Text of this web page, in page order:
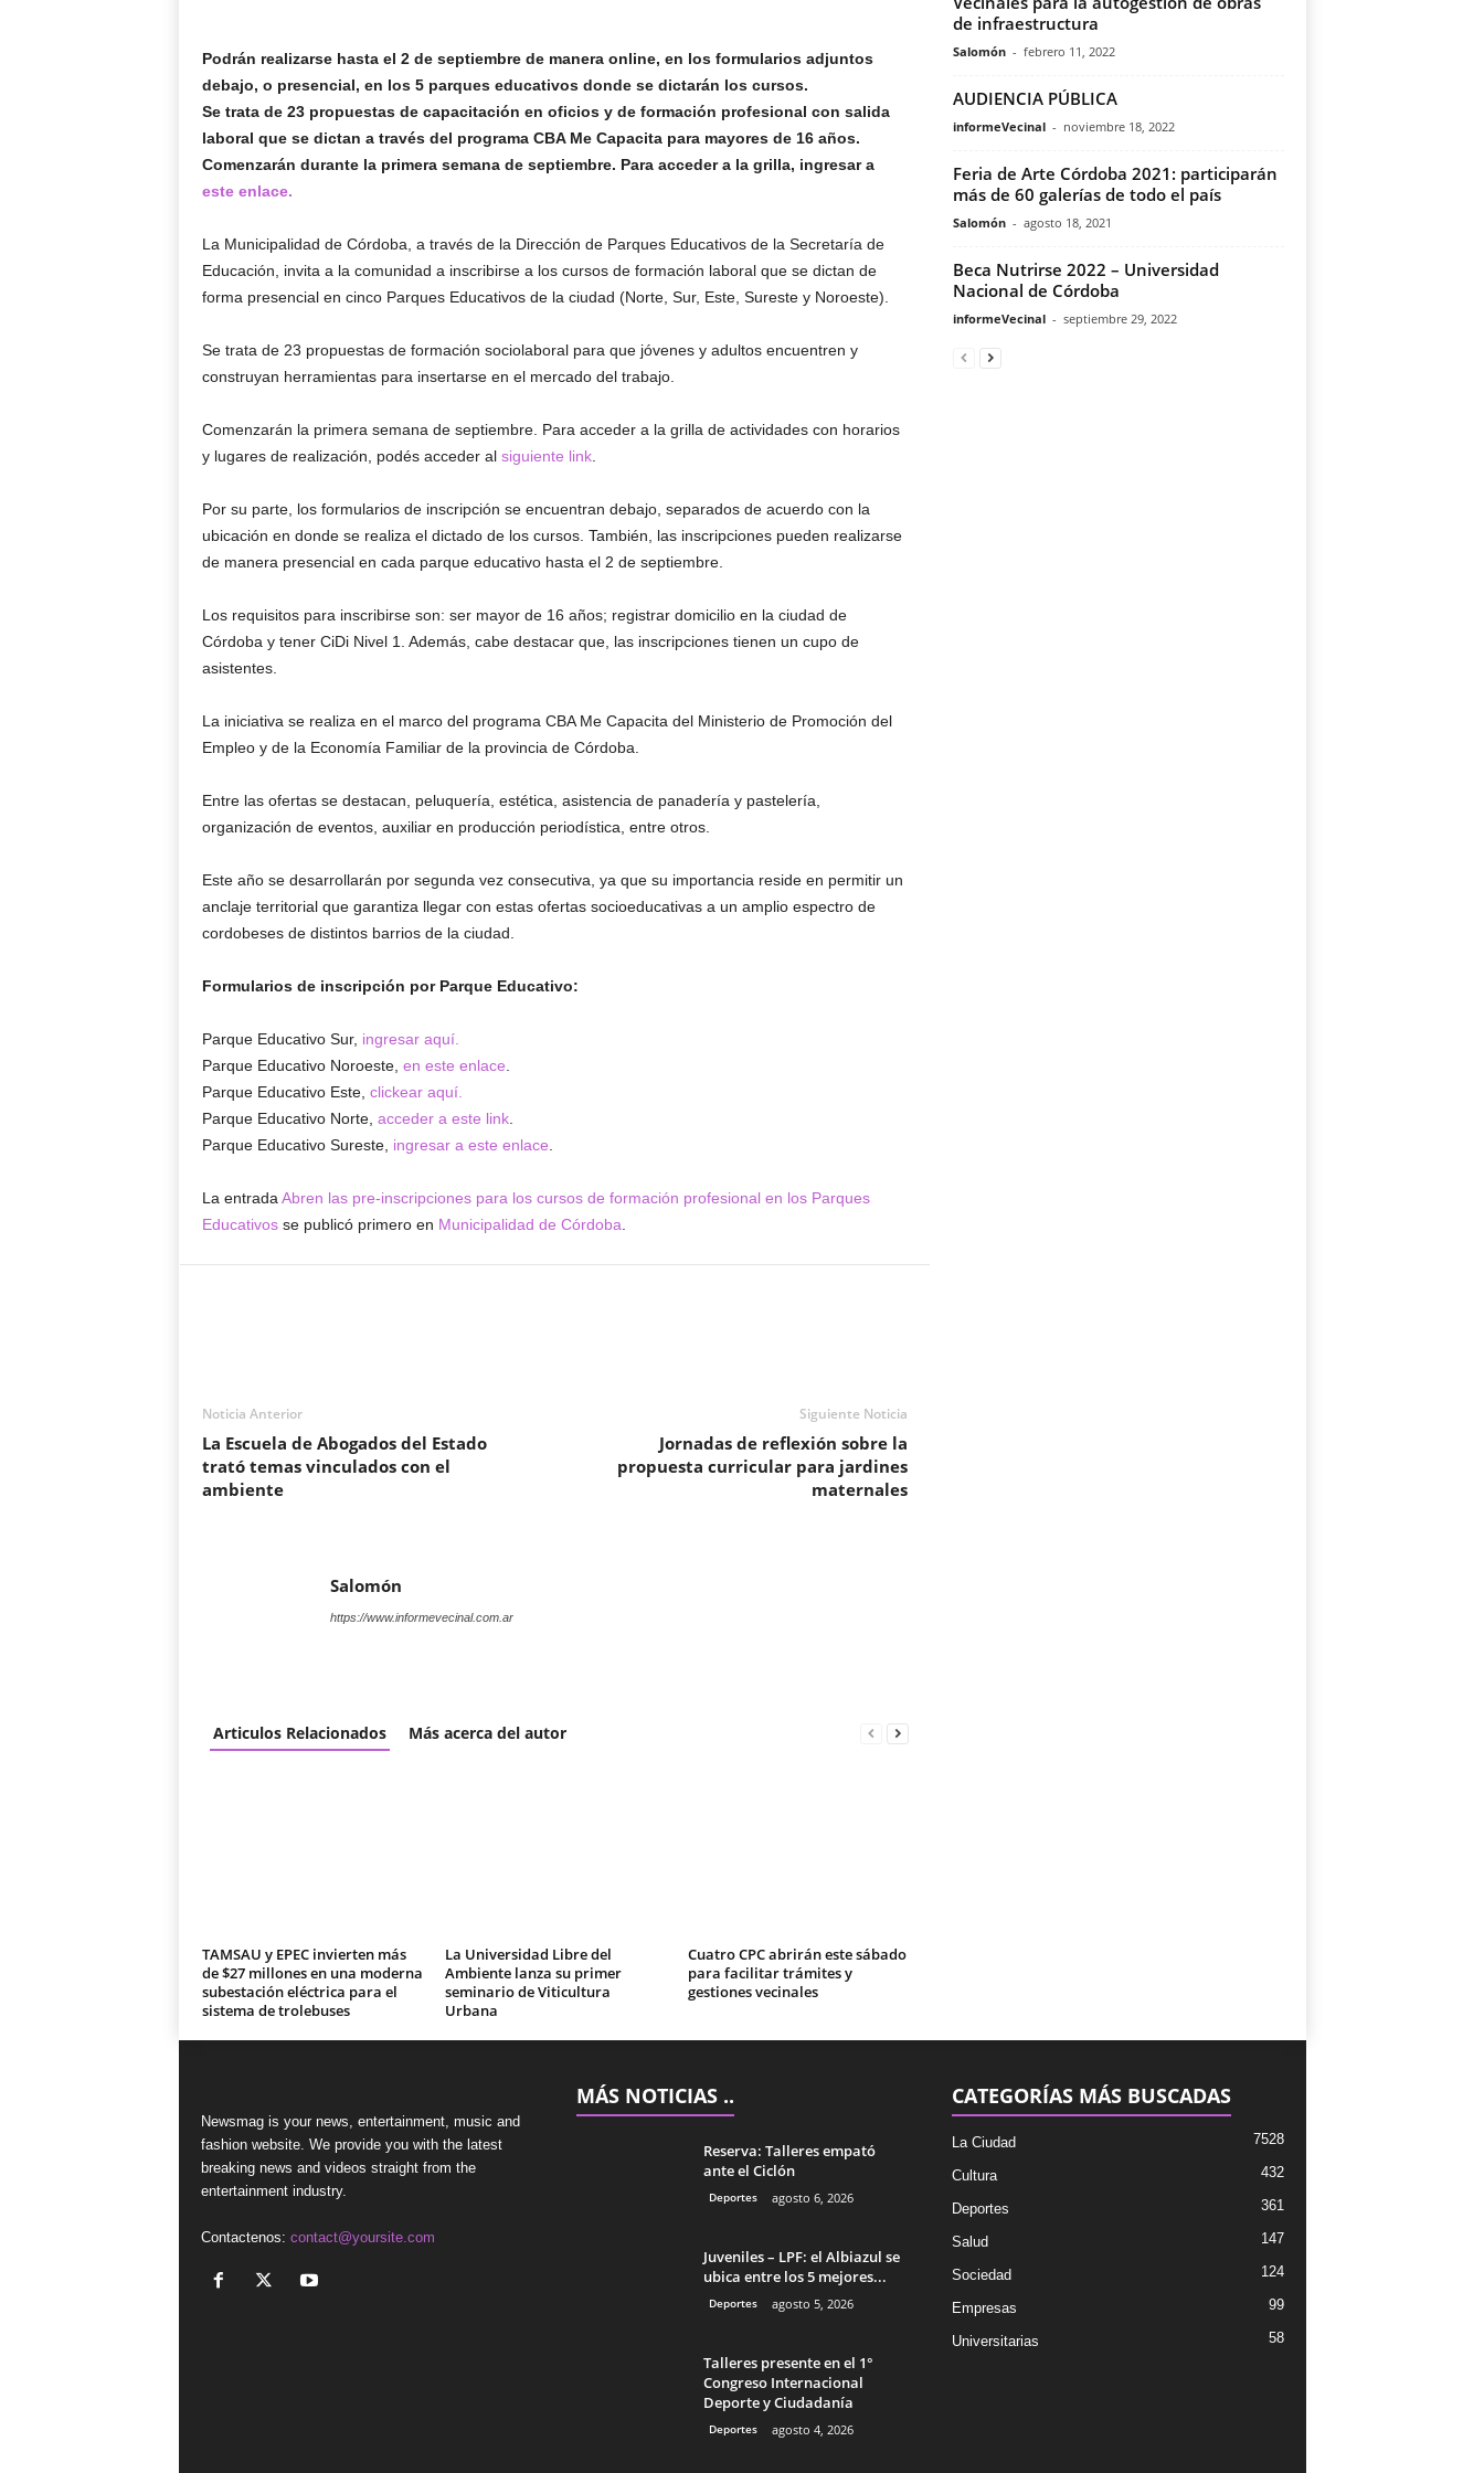
Podrán realizarse hasta el 2 de septiembre de manera online, en los formularios adjuntos
debajo, o presencial, en los 5 parques educativos donde se dictarán los cursos.
Se trata de 23 propuestas de capacitación en oficios y de formación profesional con salida
laboral que se dictan a través del programa CBA Me Capacita para mayores de 16 años.
Comenzarán durante la primera semana de septiembre. Para acceder a la grilla, ingresar a
este enlace.
La Municipalidad de Córdoba, a través de la Dirección de Parques Educativos de la Secretaría de
Educación, invita a la comunidad a inscribirse a los cursos de formación laboral que se dictan de
forma presencial en cinco Parques Educativos de la ciudad (Norte, Sur, Este, Sureste y Noroeste).
Se trata de 23 propuestas de formación sociolaboral para que jóvenes y adultos encuentren y
construyan herramientas para insertarse en el mercado del trabajo.
Comenzarán la primera semana de septiembre. Para acceder a la grilla de actividades con horarios
y lugares de realización, podés acceder al siguiente link.
Por su parte, los formularios de inscripción se encuentran debajo, separados de acuerdo con la
ubicación en donde se realiza el dictado de los cursos. También, las inscripciones pueden realizarse
de manera presencial en cada parque educativo hasta el 2 de septiembre.
Los requisitos para inscribirse son: ser mayor de 16 años; registrar domicilio en la ciudad de
Córdoba y tener CiDi Nivel 1. Además, cabe destacar que, las inscripciones tienen un cupo de
asistentes.
La iniciativa se realiza en el marco del programa CBA Me Capacita del Ministerio de Promoción del
Empleo y de la Economía Familiar de la provincia de Córdoba.
Entre las ofertas se destacan, peluquería, estética, asistencia de panadería y pastelería,
organización de eventos, auxiliar en producción periodística, entre otros.
Este año se desarrollarán por segunda vez consecutiva, ya que su importancia reside en permitir un
anclaje territorial que garantiza llegar con estas ofertas socioeducativas a un amplio espectro de
cordobeses de distintos barrios de la ciudad.
Formularios de inscripción por Parque Educativo:
Parque Educativo Sur, ingresar aquí.
Parque Educativo Noroeste, en este enlace
Parque Educativo Este, clickear aquí.
Parque Educativo Norte, acceder a este link.
Parque Educativo Sureste, ingresar a este enlace
La entrada Abren las pre-inscripciones para los cursos de formación profesional en los Parques
Educativosse publicó primero en Municipalidad de Córdoba
Noticia Anterior
La Escuela de Abogados del Estado
trató temas vinculados con el
ambiente
Siguiente Noticia
Jornadas de reflexión sobre la
propuesta curricular para jardines
maternales
Salomón
https://www.informevecinal.com.ar
Articulos Relacionados Más acerca del autor
TAMSAU y EPEC invierten más
de $27 millones en una moderna
subestación eléctrica para el
sistema de trolebuses
La Universidad Libre del
Ambiente lanza su primer
seminario de Viticultura
Urbana
Cuatro CPC abrirán este sábado
para facilitar trámites y
gestiones vecinales
de infraestructura
Salomón - febrero 11, 2022
AUDIENCIA PÚBLICA
informeVecinal - noviembre 18, 2022
Feria de Arte Córdoba 2021: participarán
más de 60 galerías de todo el país
Salomón - agosto 18, 2021
Beca Nutrirse 2022 – Universidad
Nacional de Córdoba
informeVecinal - septiembre 29, 2022
Newsmag is your news, entertainment, music and
fashion website. We provide you with the latest
breaking news and videos straight from the
entertainment industry.
Contactenos: contact@yoursite.com
MÁS NOTICIAS ..
Reserva: Talleres empató
ante el Ciclón
Deportes agosto 6, 2026
Juveniles – LPF: el Albiazul se
ubica entre los 5 mejores...
Deportes agosto 5, 2026
Talleres presente en el 1°
Congreso Internacional
Deporte y Ciudadanía
Deportes agosto 4, 2026
CATEGORÍAS MÁS BUSCADAS
La Ciudad 7528
Cultura 432
Deportes 361
Salud 147
Sociedad 124
Empresas 99
Universitarias 58